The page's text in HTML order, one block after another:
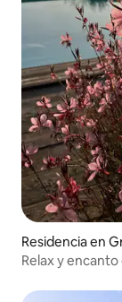
Residencia en
Relax y